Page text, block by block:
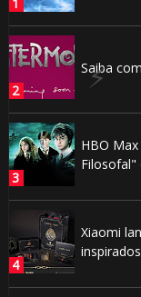
Saiba
HBO
Filosofal"
Xiaomi
1️⃣